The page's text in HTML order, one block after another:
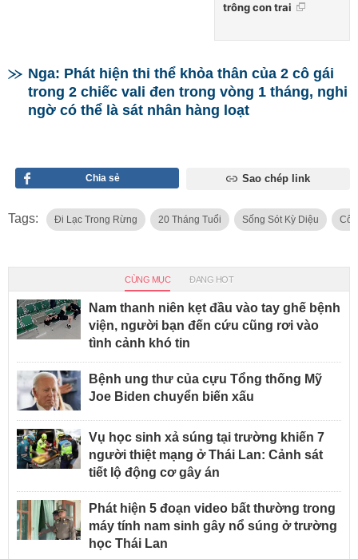
trông con trai
Nga: Phát hiện thi thể khỏa thân của 2 cô gái
trong 2 chiếc vali đen trong vòng 1 tháng, nghi
ngờ có thể là sát nhân hàng loạt
Chia sẻ Sao chép link
Tags: Đi Lạc Trong Rừng 20 Tháng Tuổi Sống Sót Kỳ Diệu
CÙNG MỤC ĐANG HOT
Nam thanh niên kẹt đầu vào tay ghế bệnh
viện, người bạn đến cứu cũng rơi vào
tình cảnh khó tin
Bệnh ung thư của cựu Tổng thống Mỹ
Joe Biden chuyển biến xấu
Vụ học sinh xả súng tại trường khiến 7
người thiệt mạng ở Thái Lan: Cảnh sát
tiết lộ động cơ gây án
Phát hiện 5 đoạn video bất thường trong
máy tính nam sinh gây nổ súng ở trường
học Thái Lan